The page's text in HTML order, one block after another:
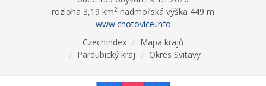
rozloha 3,19 km2 nadmořská výška 449 m
www.chotovice.info
CzechIndex
Mapa krajů
Pardubický kraj
Okres Svitavy